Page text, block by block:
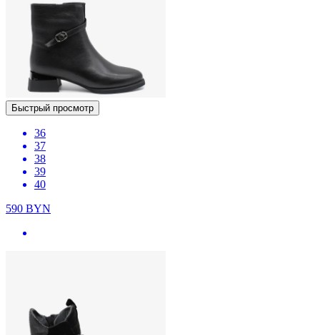
Быстрый просмотр
36
37
38
39
40
590 BYN